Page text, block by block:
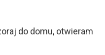
do domu, otwieram